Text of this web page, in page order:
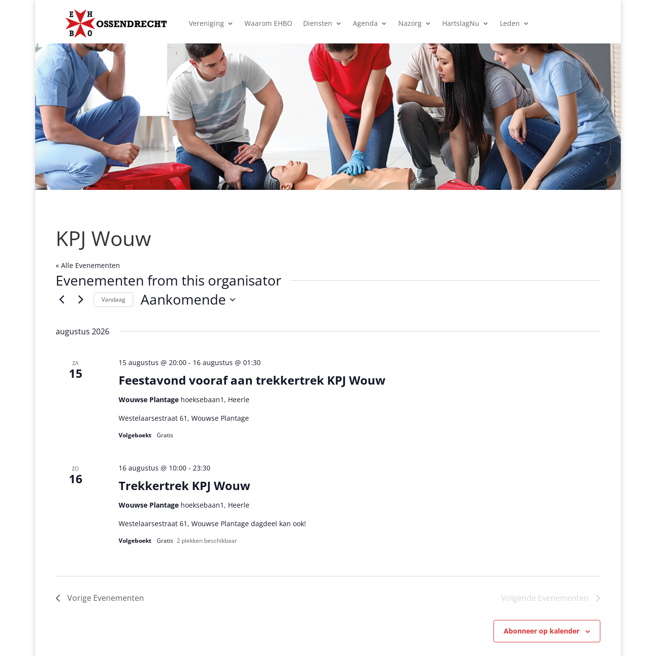
Vereniging Waarom EHBO Diensten Agenda Nazorg HartslagNu Leden
KPJ Wouw
« Alle Evenementen
Evenementen from this organisator
Vandaag Aankomende
augustus 2026
ZA
15 Feestavond vooraf aan trekkertrek KPJ Wouw
15 augustus @ 20:00 - 16 augustus @ 01:30
Wouwse Plantage hoeksebaan1, Heerle
Westelaarsestraat 61, Wouwse Plantage
Volgeboekt Gratis
ZO
16 Trekkertrek KPJ Wouw
16 augustus @ 10:00 -23:30
Wouwse Plantage hoeksebaan1, Heerle
Westelaarsestraat 61, Wouwse Plantage dagdeel kan ook!
Volgeboekt Gratis 2 plekken beschikbaar
Vorige Evenementen Volgende Evenementen
Abonneer op kalender